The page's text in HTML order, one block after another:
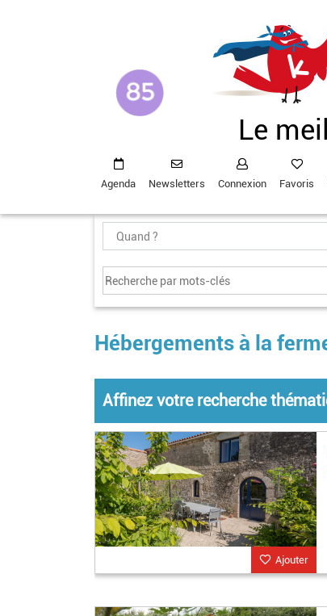
Le
Agenda Newsletters Connexion Favoris
Hébergements à la
Affinez votre recherche
Ajouter